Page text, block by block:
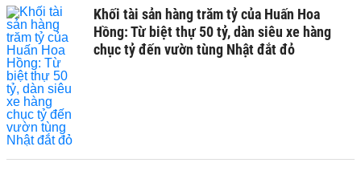
Khối tài sản hàng trăm tỷ của Huấn Hoa
Hồng: Từ biệt thự 50 tỷ, dàn siêu xe hàng
chục tỷ đến vườn tùng Nhật đắt đỏ